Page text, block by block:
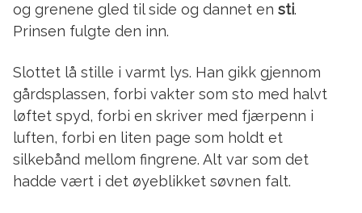
og grenene gled til side og dannet en sti.
Prinsen fulgte den inn.
Slottet lå stille i varmt lys. Han gikk gjennom
gårdsplassen, forbi vakter som sto med halvt
løftet spyd, forbi en skriver med fjærpenn i
luften, forbi en liten page som holdt et
silkebånd mellom fingrene. Alt var som det
hadde vært i det øyeblikket søvnen falt.